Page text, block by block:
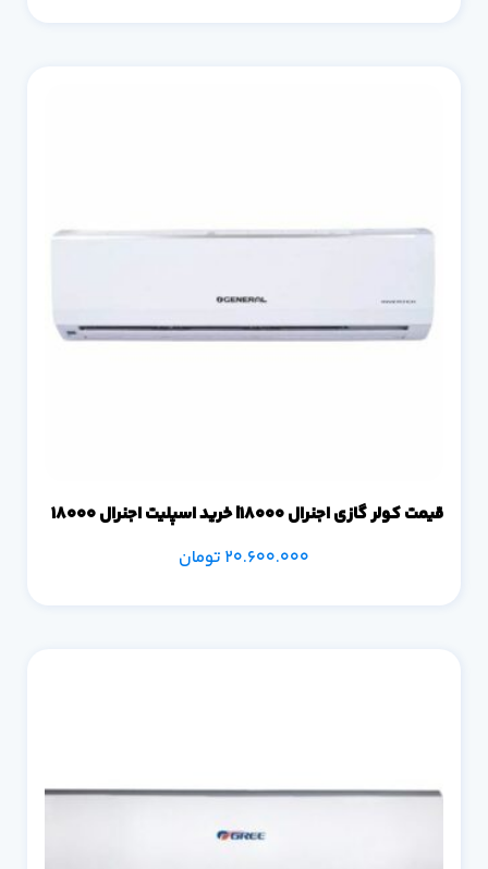
قیمت کولر گازی اجنرال 18000| خرید اسپلیت اجنرال 18000
20.600.000تومان